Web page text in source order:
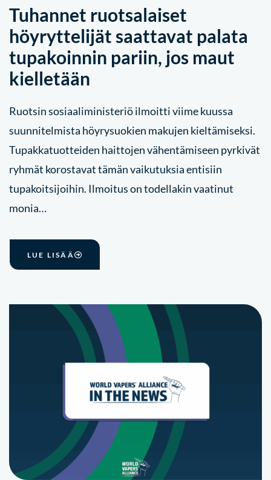
Tuhannet ruotsalaiset
höyryttelijät saattavat palata
tupakoinnin pariin, jos maut
kielletään
Ruotsin sosiaaliministeriö ilmoitti viime kuussa
suunnitelmista höyrysuokien makujen kieltämiseksi.
Tupakkatuotteiden haittojen vähentämiseen pyrkivät
ryhmät korostavat tämän vaikutuksia entisiin
tupakoitsijoihin. Ilmoitus on todellakin vaatinut
monia…
LUE LISÄÄ